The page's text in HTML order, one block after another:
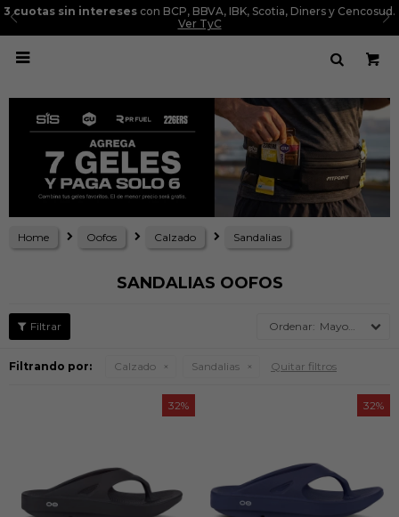
3 cuotas sin intereses con BCP, BBVA, IBK, Scotia, Diners y Cencosud.
Ver TyC

Home Oofos Calzado Sandalias
SANDALIAS OOFOS
Mayor precio
Filtrando por: Calzado Sandalias Quitar filtros
32 32